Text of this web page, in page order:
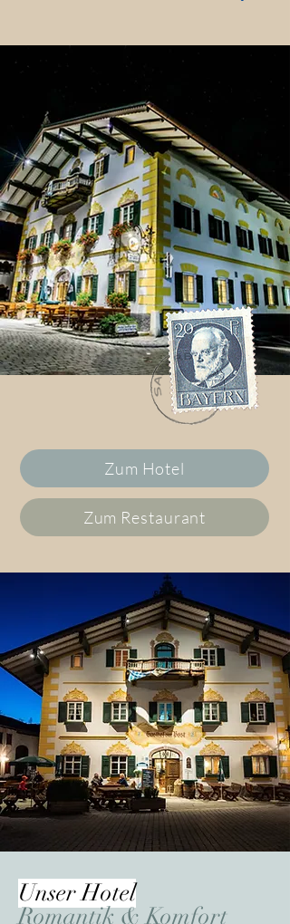
Zum Hotel
Zum Restaurant
Unser Hotel
Romantik & Komfort